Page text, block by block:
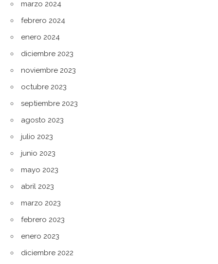
marzo 2024
febrero 2024
enero 2024
diciembre 2023
noviembre 2023
octubre 2023
septiembre 2023
agosto 2023
julio 2023
junio 2023
mayo 2023
abril 2023
marzo 2023
febrero 2023
enero 2023
diciembre 2022